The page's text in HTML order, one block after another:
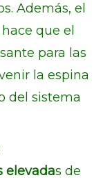
Además, el
que el
para las
la espina
del sistema
elevadas de